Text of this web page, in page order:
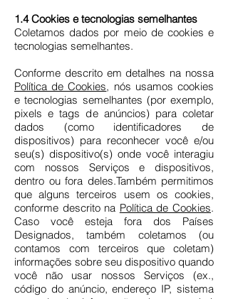
1.4 Cookies e tecnologias semelhantes
Coletamos dados por meio de cookies e
tecnologias semelhantes.
Conforme descrito em detalhes na nossa
Política de Cookies, nós usamos cookies
e tecnologias semelhantes (por exemplo,
pixels e tags de anúncios) para coletar
dados (como identificadores de
dispositivos) para reconhecer você e/ou
seu(s) dispositivo(s) onde você interagiu
com nossos Serviços e dispositivos,
dentro ou fora deles.Também permitimos
que alguns terceiros usem os cookies,
conforme descrito na Política de Cookies.
Caso você esteja fora dos Países
Designados, também coletamos (ou
contamos com terceiros que coletam)
informações sobre seu dispositivo quando
você não usar nossos Serviços (ex.,
código do anúncio, endereço IP, sistema